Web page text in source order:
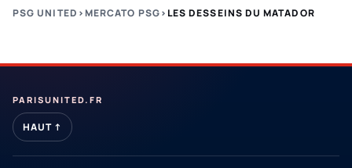
PSG UNITED ›MERCATO PSG› LES DESSEINS DU MATADOR
PARISUNITED.FR
HAUT ↑